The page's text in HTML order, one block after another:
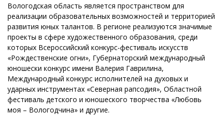
Вологодская область является пространством для
реализации образовательных возможностей и территорией
развития юных талантов. В регионе реализуются значимые
проекты в сфере художественного образования, среди
которых Всероссийский конкурс-фестиваль искусств
«Рождественские огни», Губернаторский международный
юношески конкурс имени Валерия Гаврилина,
Международный конкурс исполнителей на духовых и
ударных инструментах «Северная рапсодия», Областной
фестиваль детского и юношеского творчества «Любовь
моя – Вологодчина» и другие.